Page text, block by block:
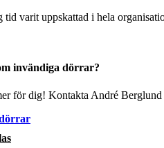
invändiga dörrar?
för dig! Kontakta André
tid varit uppskattad i hela